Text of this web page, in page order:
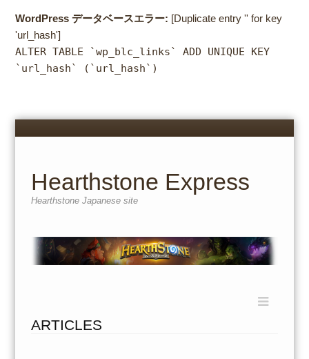
WordPress データベースエラー: [Duplicate entry '' for key
'url_hash']
ALTER TABLE `wp_blc_links` ADD UNIQUE KEY
`url_hash` (`url_hash`)
Menu
Hearthstone Express
Hearthstone Japanese site
content
ARTICLES